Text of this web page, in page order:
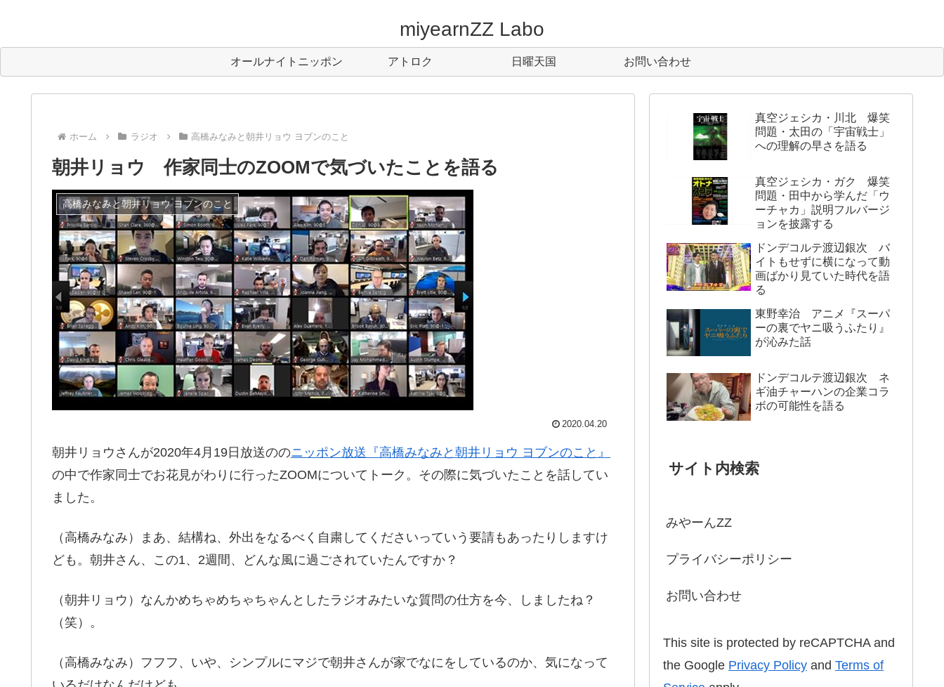
miyearnZZ Labo
オールナイトニッポン アトロク 日曜天国 お問い合わせ
ホーム ラジオ 高橋みなみと朝井リョウ ヨブンのこと
朝井リョウ 作家同士のZOOMで気づいたことを語る
高橋みなみと朝井リョウ ヨブンのこと
2020.04.20
朝井リョウさんが2020年4月19日放送ののニッポン放送『高橋みなみと朝井リョウ ヨブンのこと』
の中で作家同士でお花見がわりに行ったZOOMについてトーク。その際に気づいたことを話してい
ました。
（高橋みなみ）まあ、結構ね、外出をなるべく自粛してくださいっていう要請もあったりしますけ
ども。朝井さん、この1、2週間、どんな風に過ごされていたんですか？
（朝井リョウ）なんかめちゃめちゃちゃんとしたラジオみたいな質問の仕方を今、しましたね？
（笑）。
（高橋みなみ）フフフ、いや、シンプルにマジで朝井さんが家でなにをしているのか、気になって
真空ジェシカ・川北 爆笑
問題・太田の「宇宙戦士」
への理解の早さを語る
真空ジェシカ・ガク 爆笑
問題・田中から学んだ「ウ
ーチャカ」説明フルバージ
ョンを披露する
ドンデコルテ渡辺銀次 バ
イトもせずに横になって動
画ばかり見ていた時代を語
る
東野幸治 アニメ『スーパ
ーの裏でヤニ吸うふたり』
が沁みた話
ドンデコルテ渡辺銀次 ネ
ギ油チャーハンの企業コラ
ボの可能性を語る
サイト内検索
みやーんZZ
プライバシーポリシー
お問い合わせ
This site is protected by reCAPTCHA and
the Google Privacy Policy and Terms of